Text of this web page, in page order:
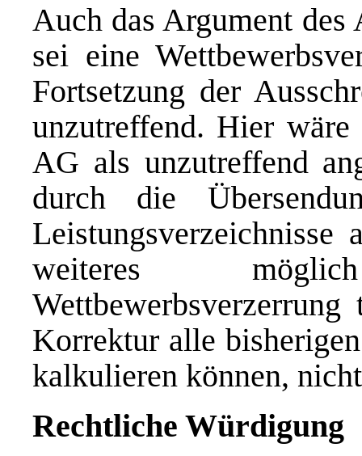
Auch das Argument des
sei eine
Fortsetzung der
unzutreffend. Hier
AG als unzutreffend
durch die
weiteres
Korrektur alle
kalkulieren können,
Rechtliche Würdigung